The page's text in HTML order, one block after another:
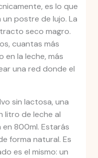
es lo que
postre de lujo. La
seco magro.
cuantas más
en la leche, más
una red donde el
sin lactosa, una
litro de leche al
800ml. Estarás
forma natural. Es
es el mismo: un